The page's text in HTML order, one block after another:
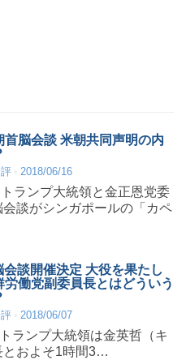
首脳会談 米朝共同声明の内
2018/06/16
ランプ大統領と金正恩党委
談がシンガポールの「カペ
談開催決定 大役を果たし
労働党副委員長とはどういう
2018/06/07
ランプ大統領は金英哲（キ
とおよそ1時間3…